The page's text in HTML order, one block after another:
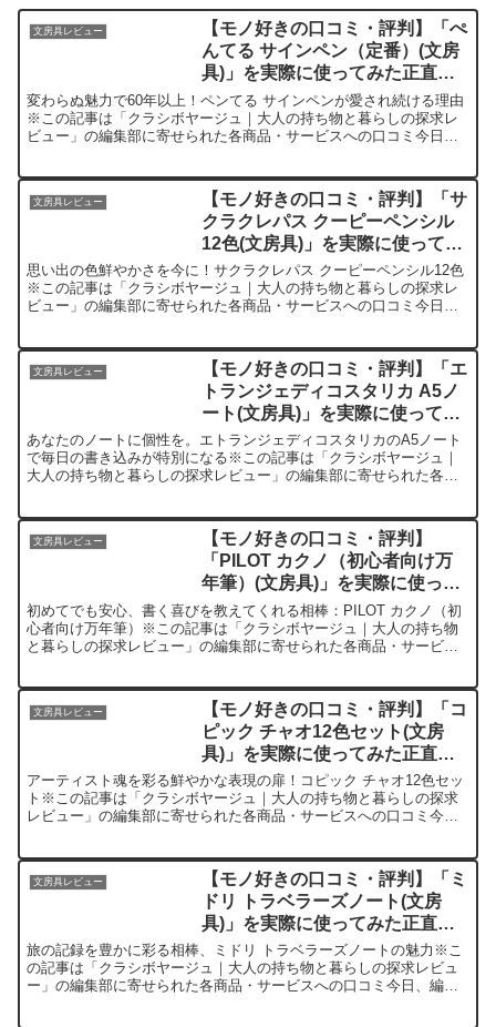
文房具レビュー
【モノ好きの口コミ・評判】「ぺ
んてる サインペン（定番）(文房
具)」を実際に使ってみた正直感
想
変わらぬ魅力で60年以上！ペンてる サインペンが愛され続ける理由
※この記事は「クラシボヤージュ｜大人の持ち物と暮らしの探求レ
ビュー」の編集部に寄せられた各商品・サービスへの口コミ今日、
文房具レビュー
【モノ好きの口コミ・評判】「サ
クラクレパス クーピーペンシル
12色(文房具)」を実際に使ってみ
た正直感想
思い出の色鮮やかさを今に！サクラクレパス クーピーペンシル12色
※この記事は「クラシボヤージュ｜大人の持ち物と暮らしの探求レ
ビュー」の編集部に寄せられた各商品・サービスへの口コミ今日、
文房具レビュー
【モノ好きの口コミ・評判】「エ
トランジェディコスタリカ A5ノ
ート(文房具)」を実際に使ってみ
た正直感想
あなたのノートに個性を。エトランジェディコスタリカのA5ノート
で毎日の書き込みが特別になる※この記事は「クラシボヤージュ｜
大人の持ち物と暮らしの探求レビュー」の編集部に寄せられた各商
文房具レビュー
【モノ好きの口コミ・評判】
「PILOT カクノ（初心者向け万
年筆）(文房具)」を実際に使って
みた正直感想
初めてでも安心、書く喜びを教えてくれる相棒：PILOT カクノ（初
心者向け万年筆）※この記事は「クラシボヤージュ｜大人の持ち物
と暮らしの探求レビュー」の編集部に寄せられた各商品・サービス
文房具レビュー
【モノ好きの口コミ・評判】「コ
ピック チャオ12色セット(文房
具)」を実際に使ってみた正直感
想
アーティスト魂を彩る鮮やかな表現の扉！コピック チャオ12色セッ
ト※この記事は「クラシボヤージュ｜大人の持ち物と暮らしの探求
レビュー」の編集部に寄せられた各商品・サービスへの口コミ今
文房具レビュー
【モノ好きの口コミ・評判】「ミ
ドリ トラベラーズノート(文房
具)」を実際に使ってみた正直感
想
旅の記録を豊かに彩る相棒、ミドリ トラベラーズノートの魅力※こ
の記事は「クラシボヤージュ｜大人の持ち物と暮らしの探求レビュ
ー」の編集部に寄せられた各商品・サービスへの口コミ今日、編集